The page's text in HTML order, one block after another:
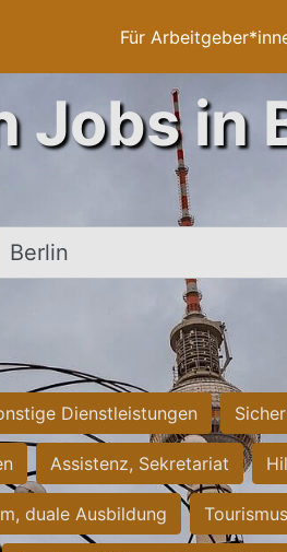
Für
Jobs in
Ort, Stadt
Dienstleistungen
Assistenz, Sekretariat
duale Ausbildung Tourismus